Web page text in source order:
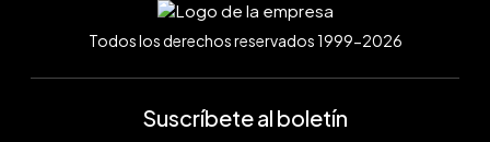
Todos los derechos reservados 1999-2026
Suscríbete al boletín